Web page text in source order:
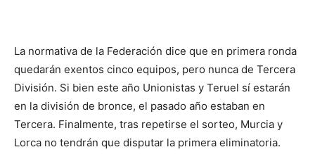
La normativa de la Federación dice que en primera ronda
quedarán exentos cinco equipos, pero nunca de Tercera
División. Si bien este año Unionistas y Teruel sí estarán
en la división de bronce, el pasado año estaban en
Tercera. Finalmente, tras repetirse el sorteo, Murcia y
Lorca no tendrán que disputar la primera eliminatoria.